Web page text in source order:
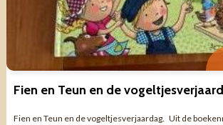
Fien en Teun en de
Fien en Teun en de vogeltjesverjaardag. Uit de